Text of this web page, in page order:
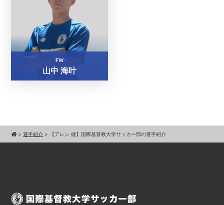
FW
山中 海叶
>選手紹介 > 【アレン 健】国際基督教大学サッカー部の選手紹介